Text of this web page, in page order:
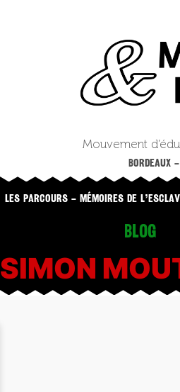
Mouvement
BORDEAUX
LES PARCOURS – MÉMOIRES DE
Blog
SIMON